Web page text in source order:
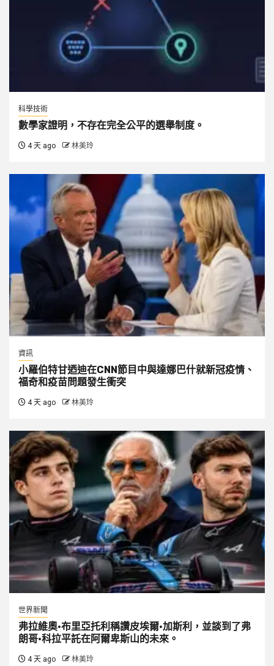
科學技術
數學家證明，不存在完全公平的選舉制度。
4 天 ago 林美玲
資訊
小羅伯特甘迺迪在CNN節目中與達娜巴什就新冠疫情、
福奇和疫苗問題發生衝突
4 天 ago 林美玲
世界新聞
弗拉維奧·布里亞托利稱讚皮埃爾·加斯利，並談到了弗
朗哥·科拉平託在阿爾卑斯山的未來。
4 天 ago 林美玲